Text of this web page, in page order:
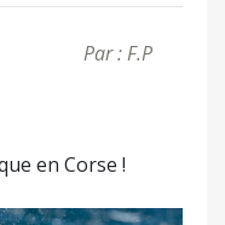
Par : F.P
en Corse !